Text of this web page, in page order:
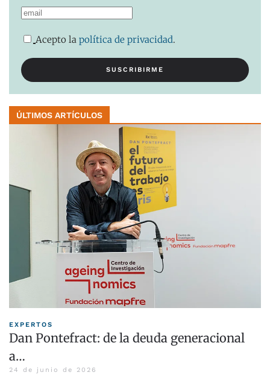
Acepto la política de privacidad.
ÚLTIMOS ARTÍCULOS
EXPERTOS
Dan Pontefract: de la deuda generacional
a…
24 de junio de 2026